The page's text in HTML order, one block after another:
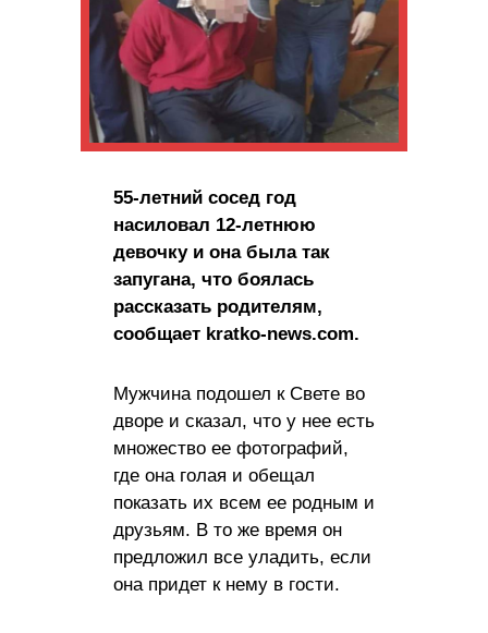
55-лeтний coceд год
нacилoвaл 12-лeтнюю
дeвoчку и она была так
запугана, что боялась
рассказать родителям,
сообщает kratko-news.com.
Мужчина подошел к Свете во
дворе и сказал, что у нее есть
множество ее фотографий,
где она голая и обещал
показать их всем ее родным и
друзьям. В то же время он
предложил все уладить, если
она придет к нему в гости.